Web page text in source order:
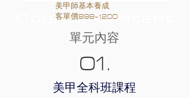
Course content
單元內容
01.
​美甲全科班課程
美甲師基本養成
​客單價899~1200